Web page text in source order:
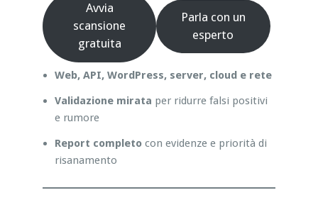
Avvia
scansione
gratuita
Parla con un
esperto
Web, API, WordPress, server, cloud e rete
Validazione mirata per ridurre falsi positivi
e rumore
Report completocon evidenze e priorità di
risanamento